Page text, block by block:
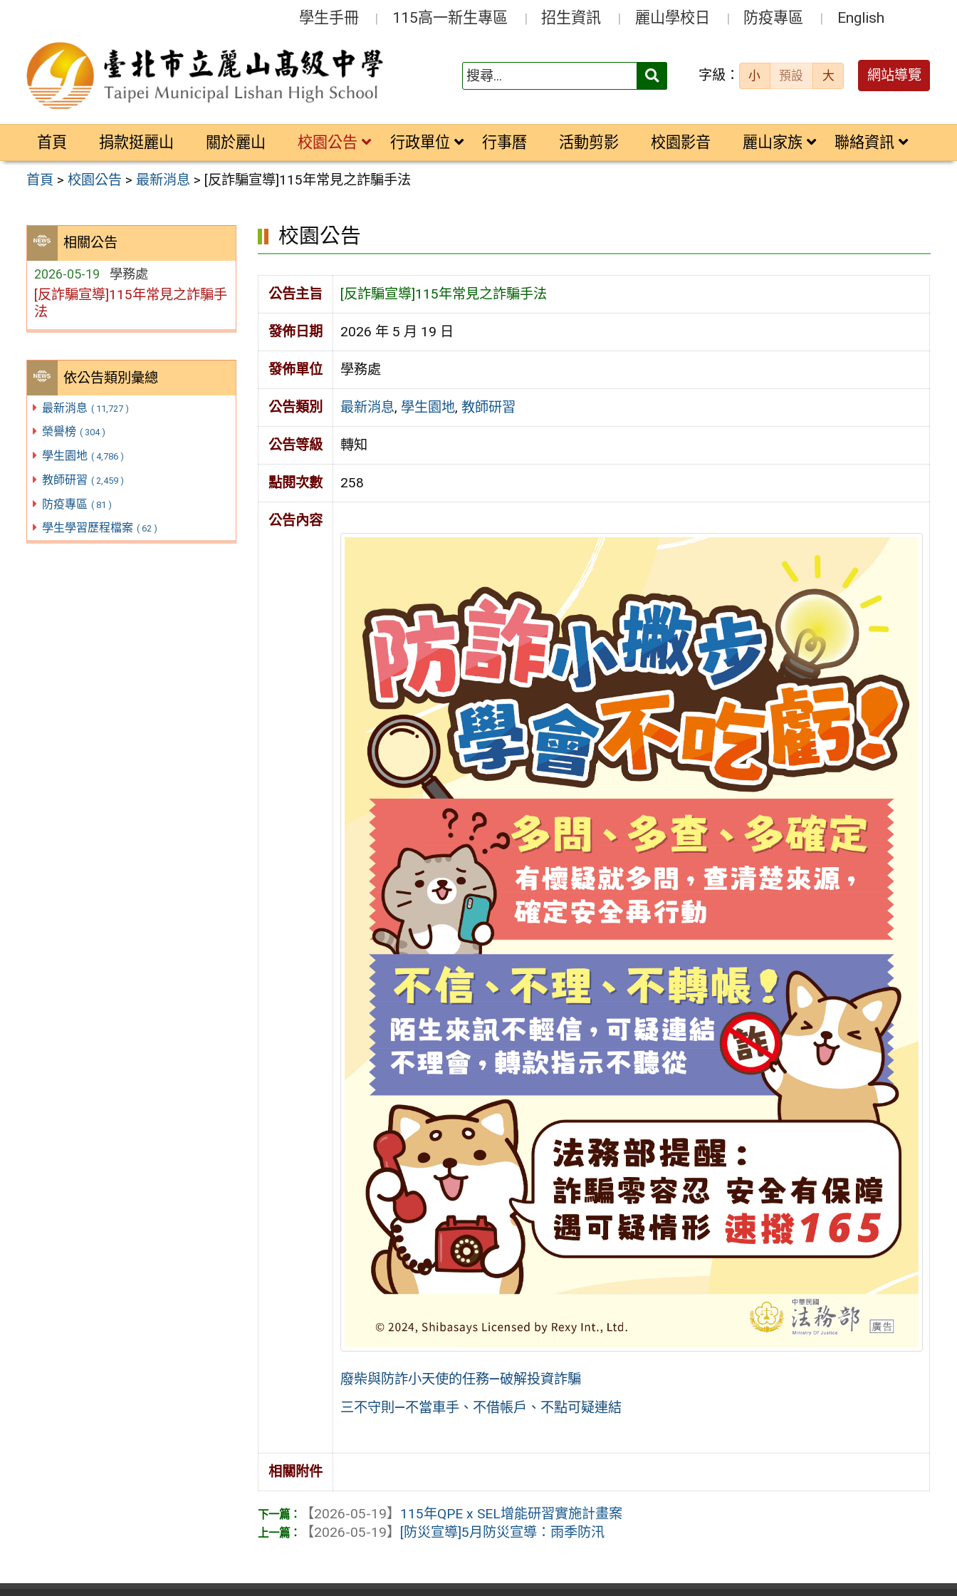
區
學生手冊 115高一新生專區 招生資訊 麗山學校日 防疫專區 English
搜
字級： 小 預設 大 網站導覽
首頁 捐款挺麗山 關於麗山 校園公告 行政單位 行事曆 活動剪影 校園影音 麗山家族 聯絡資訊
首頁 >校園公告 > 最新消息 > [反詐騙宣導]115年常見之詐騙手法
相關公告
2026-05-19 學務處
[反詐騙宣導]115年常見之詐騙手
法
依公告類別彙總
最新消息 ( 11,727 )
榮譽榜 ( 304 )
學生園地 ( 4,786 )
教師研習 ( 2,459 )
防疫專區 ( 81 )
學生學習歷程檔案 ( 62 )
校園公告
公告主旨 [反詐騙宣導]115年常見之詐騙手法
發佈日期 2026 年 5 月 19 日
發佈單位 學務處
公告類別 最新消息, 學生園地, 教師研習
公告等級 轉知
點閱次數 258
公告內容
廢柴與防詐小天使的任務—破解投資詐騙
三不守則—不當車手、不借帳戶、不點可疑連結
相關附件
【2026-05-19】 115年QPE x SEL增能研習實施計畫案
【2026-05-19】 [防災宣導]5月防災宣導：雨季防汛